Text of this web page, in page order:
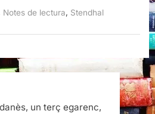
Notes de lectura, Stendhal
un terç egarenc,